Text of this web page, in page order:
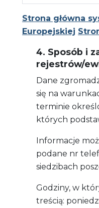
Strona główna
Europejskiej
4. Sposób i
rejestrów/
Dane
się na
terminie
których
Informacje
podane nr
siedzibach
Godziny, w
treścią: